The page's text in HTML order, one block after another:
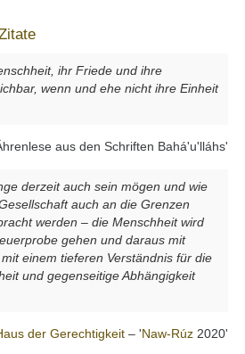
ihr Friede und ihre
wenn und ehe nicht ihre Einheit
aus den Schriften Bahá'u'lláhs'
derzeit auch sein mögen und wie
auch an die Grenzen
werden – die Menschheit wird
gehen und daraus mit
einem tieferen Verständnis für die
und gegenseitige Abhängigkeit
der Gerechtigkeit– ' Naw-Rúz2020'